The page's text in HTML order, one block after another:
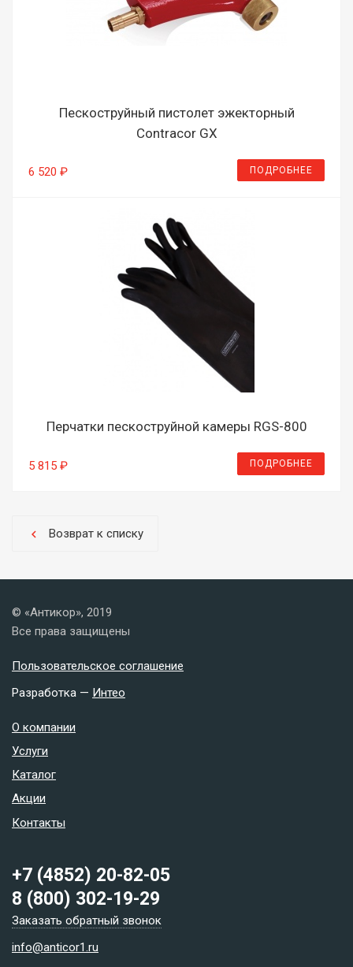
Пескоструйный пистолет эжекторный
Contracor GX
6 520 ₽ ПОДРОБНЕЕ
Перчатки пескоструйной камеры RGS-800
5 815 ₽ ПОДРОБНЕЕ
chevron_left Возврат к списку
© «Антикор», 2019
Все права защищены
Пользовательское соглашение
Разработка — Интео
О компании
Услуги
Каталог
Акции
Контакты
+7 (4852) 20-82-05
8 (800) 302-19-29
Заказать обратный звонок
info@anticor1.ru